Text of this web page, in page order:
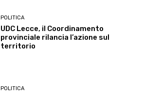
POLITICA
UDC Lecce, il Coordinamento
provinciale rilancia l’azione sul
territorio
POLITICA